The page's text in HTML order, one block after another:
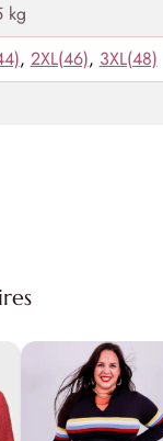
kg
, 2XL(46), 3XL(48)